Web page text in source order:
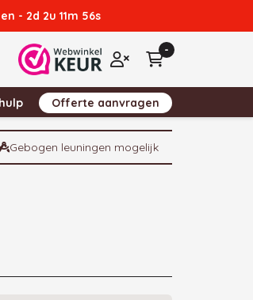
- 2d 2u 11m 55s
-
Winkelwagen
Offerte aanvragen
Gebogen leuningen mogelijk